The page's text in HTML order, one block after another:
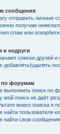
сообщения
отправить личные
получаю
спам или
и недруги
списки друзей и
добавлять/удалять
по форумам
выполнить поиск по
мой поиск не даёт
моего поиска я
найти пользователя
найти свои